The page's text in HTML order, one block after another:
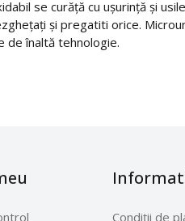
se curăță cu ușurință și
și pregatiti orice.
de înaltă tehnologie.
Condiții de